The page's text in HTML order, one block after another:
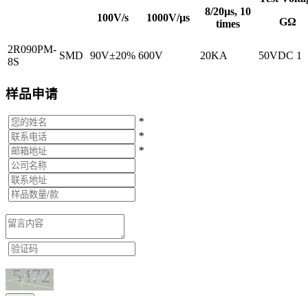
100V/s 1000V/µs
8/20µs, 10
times
GΩ
2R090PM-
8S
SMD 90V±20% 600V 20KA 50VDC 1
样品申请
*
*
*